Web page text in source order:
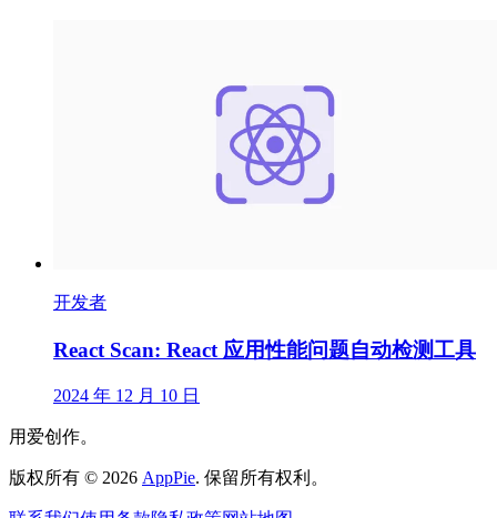
开发者
React Scan: React 应用性能问题自动检测工具
2024 年 12 月 10 日
用爱创作。
版权所有 © 2026 AppPie. 保留所有权利。